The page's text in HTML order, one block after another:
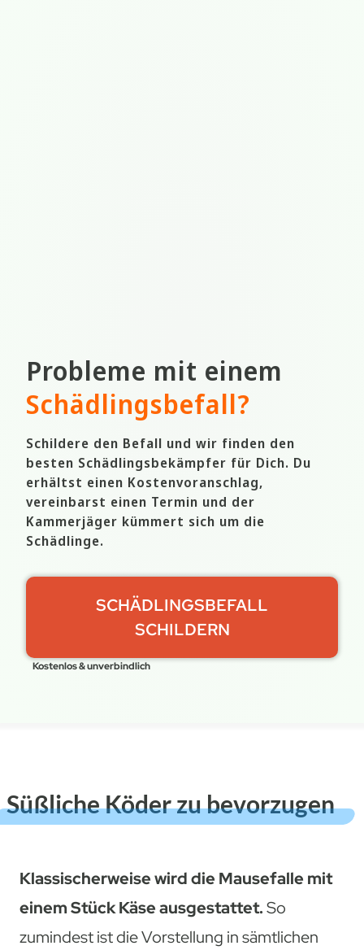
Probleme mit einem
Schädlingsbefall?
Schildere den Befall und wir finden den
besten Schädlingsbekämpfer für Dich. Du
erhältst einen Kostenvoranschlag,
vereinbarst einen Termin und der
Kammerjäger kümmert sich um die
Schädlinge.
SCHÄDLINGSBEFALL
SCHILDERN
Kostenlos & unverbindlich
Süßliche Köder zu bevorzugen
Klassischerweise wird die Mausefalle mit
einem Stück Käse ausgestattet.So
zumindest ist die Vorstellung in sämtlichen